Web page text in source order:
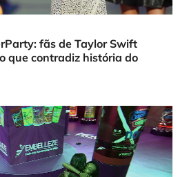
fãs de Taylor Swift
que contradiz história do